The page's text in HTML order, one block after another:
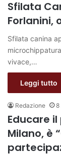
Sfilata
Forlanini,
Sfilata canina
vivace,…
Leggi tutto
Redazione 8
Educare
Milano, è